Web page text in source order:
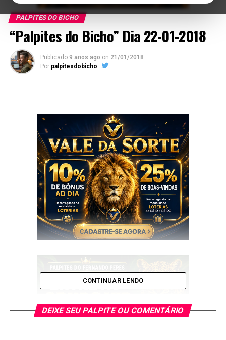
PALPITES DO BICHO
“Palpites do Bicho” Dia 22-01-2018
Publicado 9 anos ago on 21/01/2018
Por palpitesdobicho
CONTINUAR LENDO
DEIXE SEU PALPITE OU COMENTÁRIO